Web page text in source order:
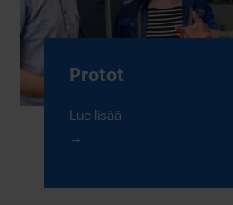
Protot
Lue lisää